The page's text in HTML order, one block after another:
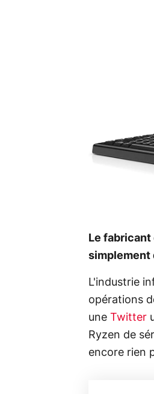
Le
simplement
L'industrie
opérations
une Twitter
Ryzen de
encore rien